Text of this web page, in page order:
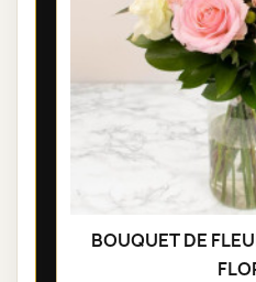
BOUQUET DE